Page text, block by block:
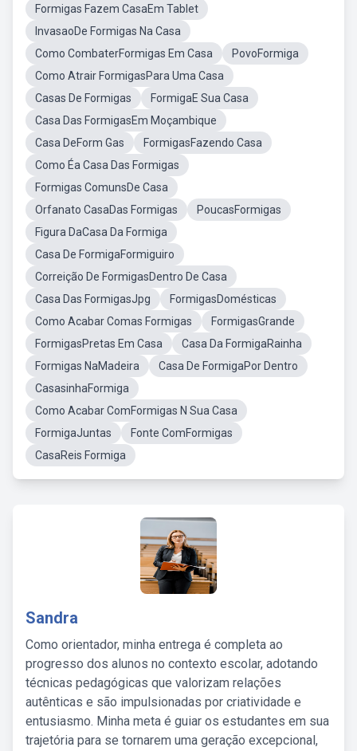
Formigas Fazem CasaEm Tablet
InvasaoDe Formigas Na Casa
Como CombaterFormigas Em Casa
PovoFormiga
Como Atrair FormigasPara Uma Casa
Casas De Formigas
FormigaE Sua Casa
Casa Das FormigasEm Moçambique
Casa DeForm Gas
FormigasFazendo Casa
Como Éa Casa Das Formigas
Formigas ComunsDe Casa
Orfanato CasaDas Formigas
PoucasFormigas
Figura DaCasa Da Formiga
Casa De FormigaFormiguiro
Correição De FormigasDentro De Casa
Casa Das FormigasJpg
FormigasDomésticas
Como Acabar Comas Formigas
FormigasGrande
FormigasPretas Em Casa
Casa Da FormigaRainha
Formigas NaMadeira
Casa De FormigaPor Dentro
CasasinhaFormiga
Como Acabar ComFormigas N Sua Casa
FormigaJuntas
Fonte ComFormigas
CasaReis Formiga
Sandra
Como orientador, minha entrega é completa ao
progresso dos alunos no contexto escolar, adotando
técnicas pedagógicas que valorizam relações
autênticas e são impulsionadas por criatividade e
entusiasmo. Minha meta é guiar os estudantes em sua
trajetória para se tornarem uma geração excepcional,